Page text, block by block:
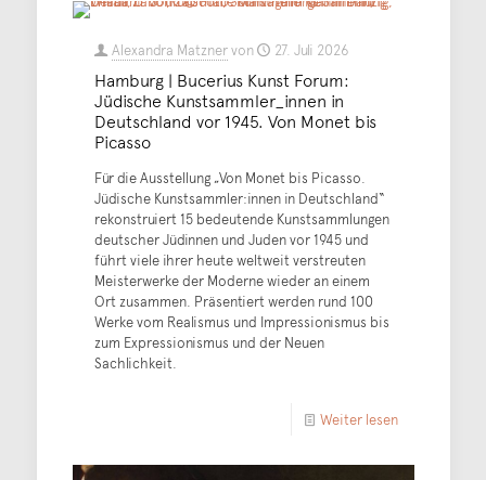
Alexandra Matznervon 27. Juli 2026
Hamburg | Bucerius Kunst Forum:
Jüdische Kunstsammler_innen in
Deutschland vor 1945. Von Monet bis
Picasso
Für die Ausstellung „Von Monet bis Picasso.
Jüdische Kunstsammler:innen in Deutschland“
rekonstruiert 15 bedeutende Kunstsammlungen
deutscher Jüdinnen und Juden vor 1945 und
führt viele ihrer heute weltweit verstreuten
Meisterwerke der Moderne wieder an einem
Ort zusammen. Präsentiert werden rund 100
Werke vom Realismus und Impressionismus bis
zum Expressionismus und der Neuen
Sachlichkeit.
Weiter lesen